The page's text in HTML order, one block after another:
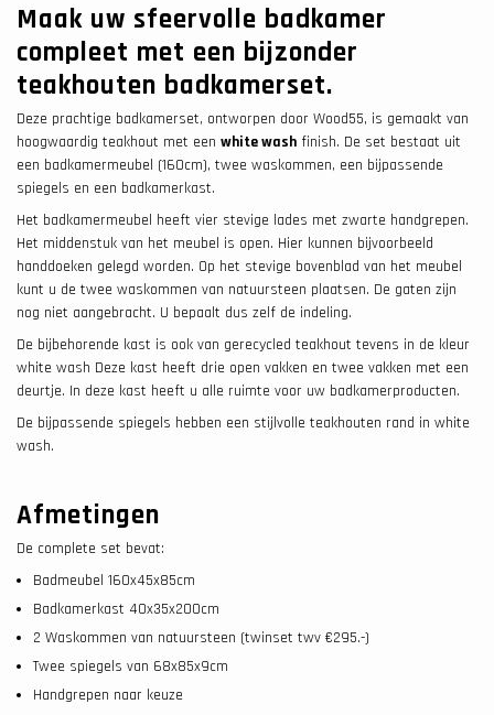
Maak uw sfeervolle badkamer
compleet met een bijzonder
teakhouten badkamerset.
Deze prachtige badkamerset, ontworpen door Wood55, is gemaakt van
hoogwaardig teakhout met een white wash finish. De set bestaat uit
een badkamermeubel (160cm), twee waskommen, een bijpassende
spiegels en een badkamerkast.
Het badkamermeubel heeft vier stevige lades met zwarte handgrepen.
Het middenstuk van het meubel is open. Hier kunnen bijvoorbeeld
handdoeken gelegd worden. Op het stevige bovenblad van het meubel
kunt u de twee waskommen van natuursteen plaatsen. De gaten zijn
nog niet aangebracht. U bepaalt dus zelf de indeling.
De bijbehorende kast is ook van gerecycled teakhout tevens in de kleur
white wash Deze kast heeft drie open vakken en twee vakken met een
deurtje. In deze kast heeft u alle ruimte voor uw badkamerproducten.
De bijpassende spiegels hebben een stijlvolle teakhouten rand in white
wash.
Afmetingen
De complete set bevat:
Badmeubel 160x45x85cm
Badkamerkast 40x35x200cm
2 Waskommen van natuursteen (twinset twv €295.-)
Twee spiegels van 68x85x9cm
Handgrepen naar keuze